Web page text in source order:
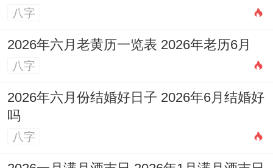
八字
2026年六月老黄历一览表 2026年老历6月
八字
2026年六月份结婚好日子 2026年6月结婚好
吗
八字